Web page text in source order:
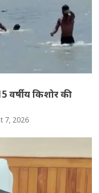
किशोर की
7, 2026